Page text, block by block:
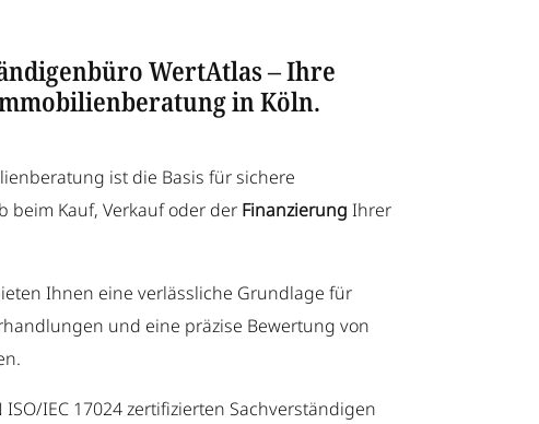
WertAtlas – Ihre
in Köln.
ist die Basis für sichere
beim Kauf, Verkauf oder der Finanzierung Ihrer
Ihnen eine verlässliche Grundlage für
und eine präzise Bewertung von
ISO/IEC 17024 zertifizierten Sachverständigen